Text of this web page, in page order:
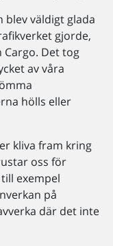
blev väldigt glada
gjorde,
Det tog
av våra
hölls eller
kliva fram kring
oss för
exempel
på
där det inte